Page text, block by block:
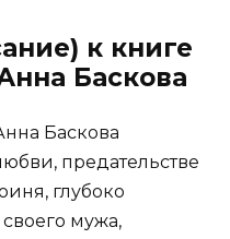
к книге
Баскова
Баскова
предательстве
глубоко
мужа,